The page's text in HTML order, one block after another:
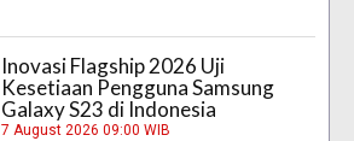
Inovasi Flagship 2026 Uji
Kesetiaan Pengguna Samsung
Galaxy S23 di Indonesia
7 August 2026 09:00 WIB